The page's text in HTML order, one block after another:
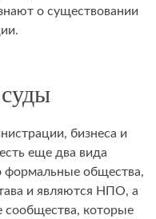
о существовании
бизнеса и
еще два вида
формальные общества,
и являются НПО, а
сообщества, которые